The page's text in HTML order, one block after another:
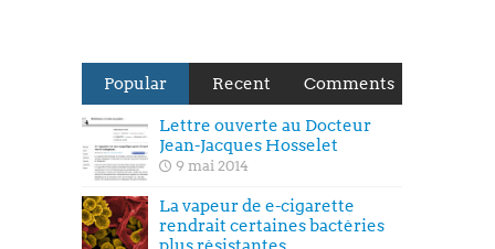
Popular Recent Comments
Lettre ouverte au Docteur
Jean-Jacques Hosselet
9 mai 2014
La vapeur de e-cigarette
rendrait certaines bactéries